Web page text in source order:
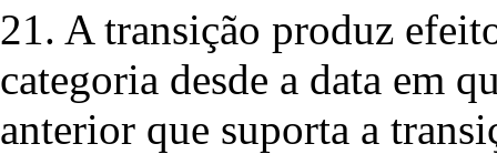
21. A transição produz
categoria desde a data em
anterior que suporta a